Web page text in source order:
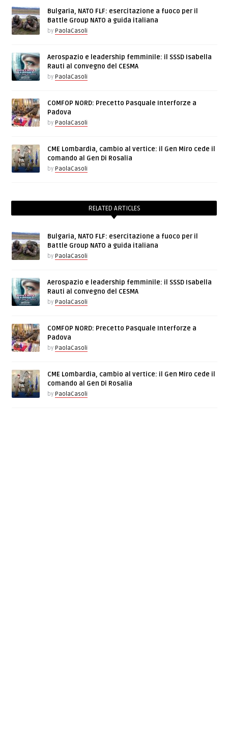
Bulgaria, NATO FLF: esercitazione a fuoco per il
Battle Group NATO a guida italiana
by PaolaCasoli
Aerospazio e leadership femminile: il SSSD Isabella
Rauti al convegno del CESMA
by PaolaCasoli
COMFOP NORD: Precetto Pasquale Interforze a
Padova
by PaolaCasoli
CME Lombardia, cambio al vertice: il Gen Miro cede il
comando al Gen Di Rosalia
by PaolaCasoli
RELATED ARTICLES
Bulgaria, NATO FLF: esercitazione a fuoco per il
Battle Group NATO a guida italiana
by PaolaCasoli
Aerospazio e leadership femminile: il SSSD Isabella
Rauti al convegno del CESMA
by PaolaCasoli
COMFOP NORD: Precetto Pasquale Interforze a
Padova
by PaolaCasoli
CME Lombardia, cambio al vertice: il Gen Miro cede il
comando al Gen Di Rosalia
by PaolaCasoli